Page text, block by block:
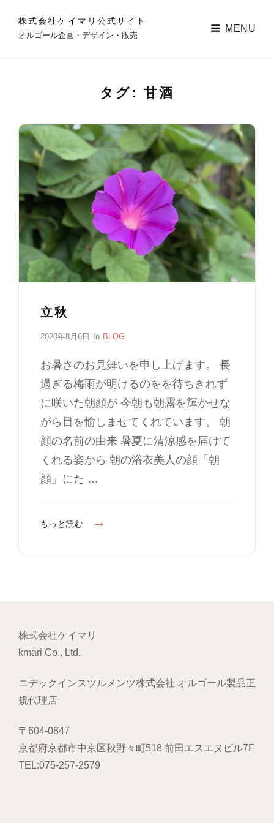
株式会社ケイマリ公式サイト
オルゴール企画・デザイン・販売
MENU
タグ: 甘酒
立秋
P
s
e
d
n
2020年8月6日 In C
T
G
O
I
E
BLOG
お暑さのお見舞いを申し上げます。 長
過ぎる梅雨が明けるのをを待ちきれず
に咲いた朝顔が 今朝も朝露を輝かせな
がら目を愉しませてくれています。 朝
顔の名前の由来 暑夏に清涼感を届けて
くれる姿から 朝の浴衣美人の顔「朝
顔」にた …
もっと読む
株式会社ケイマリ
kmari Co., Ltd.
ニデックインスツルメンツ株式会社 オルゴール製品正
規代理店
〒604-0847
京都府京都市中京区秋野々町518 前田エスエヌビル7F
TEL:075-257-2579